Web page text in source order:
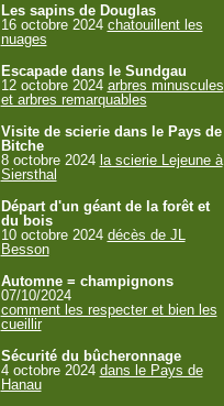
Les sapins de Douglas
16 octobre 2024 chatouillent les
nuages
Escapade dans le Sundgau
12 octobre 2024 arbres minuscules
et arbres remarquables
Visite de scierie dans le Pays de
Bitche
8 octobre 2024 la scierie Lejeune à
Siersthal
Départ d'un géant de la forêt et
du bois
10 octobre 2024 décès de JL
Besson
Automne = champignons
07/10/2024
comment les respecter et bien les
cueillir
Sécurité du bûcheronnage
4 octobre 2024 dans le Pays de
Hanau